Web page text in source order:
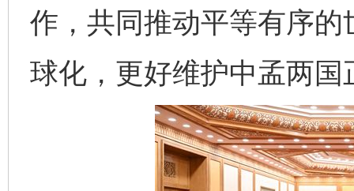
作，共同推动平等有序
球化，更好维护中孟两